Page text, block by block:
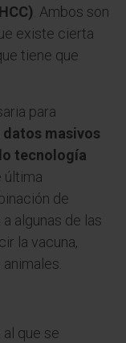
. Ambos son
existe cierta
tiene que
para
masivos
tecnología
última
de
algunas de las
la vacuna,
que se